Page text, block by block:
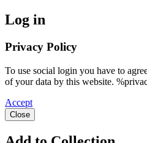
Log in
Privacy Policy
To use social login you have to
of your data by this website.
Accept
Close